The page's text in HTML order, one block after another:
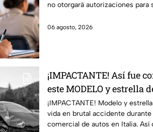
no otorgará autorizaciones para
06 agosto, 2026
¡IMPACTANTE! Así fue
este MODELO y estrella
BRUTAL ACCIDENTE en
un comercial
¡IMPACTANTE! Modelo y
vida en brutal accidente
comercial de autos en Italia.